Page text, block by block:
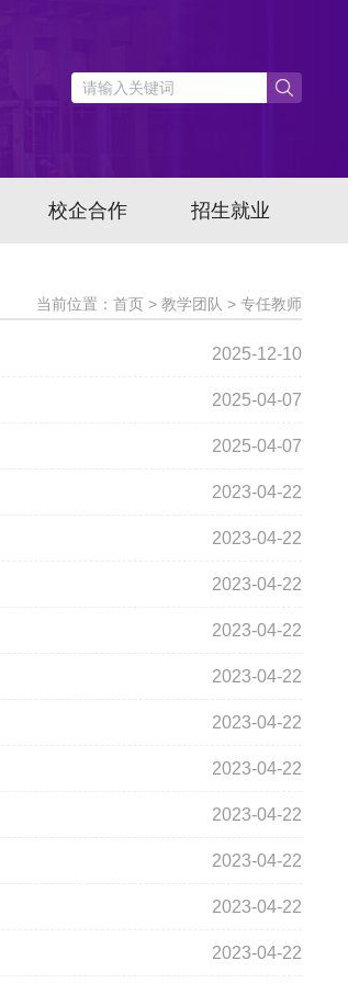
校企合作 招生就业
当前位置：首页 > 教学团队 > 专任教师
2025-12-10
2025-04-07
2025-04-07
2023-04-22
2023-04-22
2023-04-22
2023-04-22
2023-04-22
2023-04-22
2023-04-22
2023-04-22
2023-04-22
2023-04-22
2023-04-22